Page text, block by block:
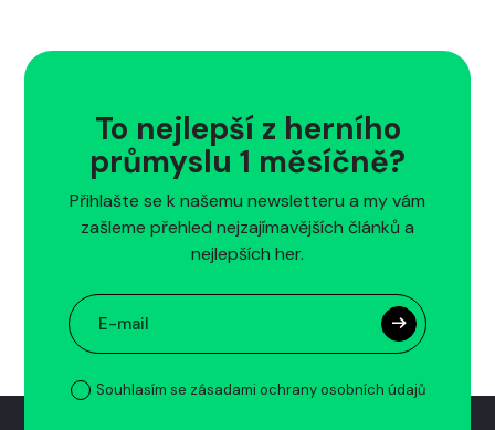
To nejlepší z herního
průmyslu 1 měsíčně?
Přihlašte se k našemu newsletteru a my vám
zašleme přehled nejzajímavějších článků a
nejlepších her.
Souhlasím se zásadami ochrany osobních údajů